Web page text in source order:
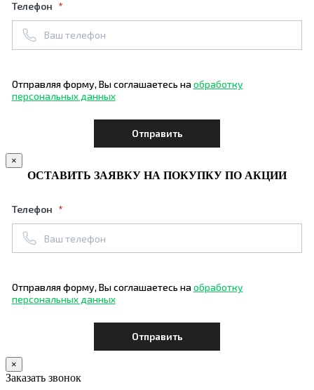
Телефон
Отправляя форму, Вы соглашаетесь наобработку
персональных данных
×
ОСТАВИТЬ ЗАЯВКУ НА ПОКУПКУ ПО АКЦИИ
Телефон
Отправляя форму, Вы соглашаетесь наобработку
персональных данных
×
Заказать звонок